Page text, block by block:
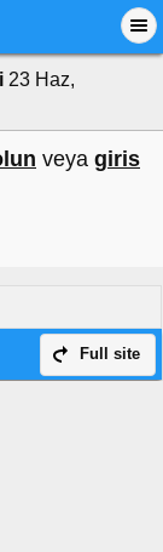
23 Haz,
veya giris
Full site